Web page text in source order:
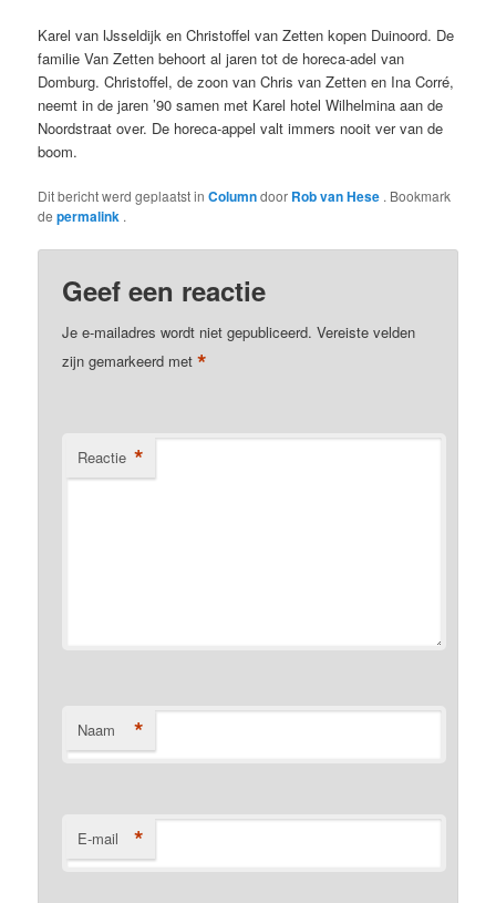
Karel van IJsseldijk en Christoffel van Zetten kopen Duinoord. De
familie Van Zetten behoort al jaren tot de horeca-adel van
Domburg. Christoffel, de zoon van Chris van Zetten en Ina Corré,
neemt in de jaren ’90 samen met Karel hotel Wilhelmina aan de
Noordstraat over. De horeca-appel valt immers nooit ver van de
boom.
Dit bericht werd geplaatst inColumndoor Rob van Hese . Bookmark
depermalink .
Geef een reactie
Je e-mailadres wordt niet gepubliceerd. Vereiste velden
zijn gemarkeerd met*
Reactie *
Naam *
E-mail *